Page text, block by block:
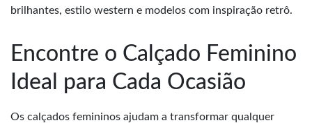
brilhantes, estilo western e modelos com inspiração retrô.
Encontre o Calçado Feminino
Ideal para Cada Ocasião
Os calçados femininos ajudam a transformar qualquer